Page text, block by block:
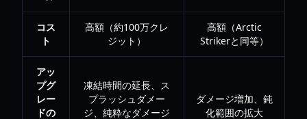
コス
ト
高額（約100万クレ
ジット）
高額（Arctic
Strikerと同等）
アッ
プグ
レー
ドの
凍結時間の延長、ス
プラッシュダメー
ジ、純粋なダメージ
ダメージ増加、鈍
化範囲の拡大